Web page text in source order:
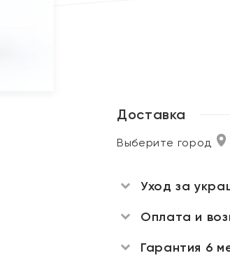
Доставка
Выберите город
Уход за
Оплата и
Гарантия 6